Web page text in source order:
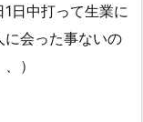
日中打って生業に
に会った事ないの
）